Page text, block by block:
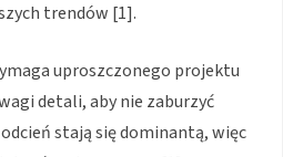
trendów [1].
uproszczonego projektu
detali, aby nie zaburzyć
stają się dominantą, więc